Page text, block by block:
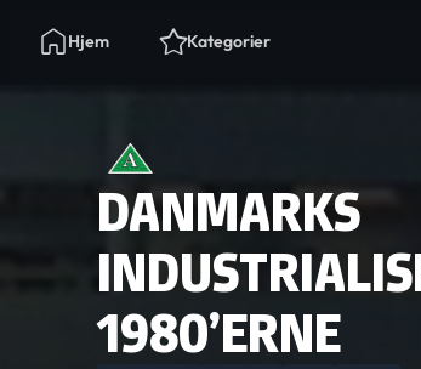
Hjem Kategorier
DANMARKS
1980’ERNE